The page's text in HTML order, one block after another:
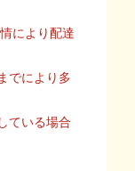
により配達
でにより多
ている場合